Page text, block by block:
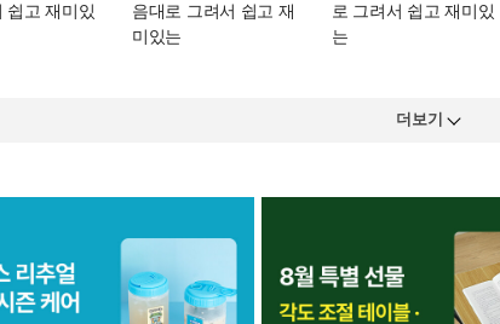
쉽고 재미있
음대로 그려서 쉽고 재
미있는
로 그려서 쉽고 재미있
는
더보기